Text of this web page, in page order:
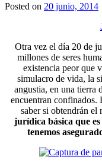
Posted on 20 junio, 2014
Otra vez el día 20 de
millones de seres
existencia peor que
simulacro de vida, la
angustia, en una tierra
encuentran confinados.
saber si obtendrán
jurídica básica que
tenemos